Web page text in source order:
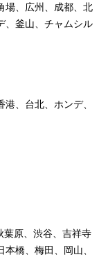
場、広州、成都、北
、釜山、チャムシル
、台北、ホンデ、
葉原、渋谷、吉祥寺
橋、梅田、岡山、